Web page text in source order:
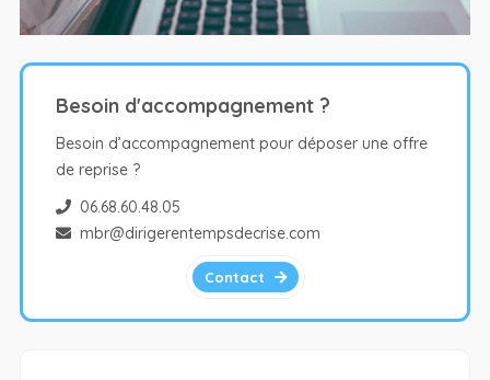
Besoin d'accompagnement ?
Besoin d’accompagnement pour déposer une offre
de reprise ?
06.68.60.48.05
mbr@dirigerentempsdecrise.com
Contact